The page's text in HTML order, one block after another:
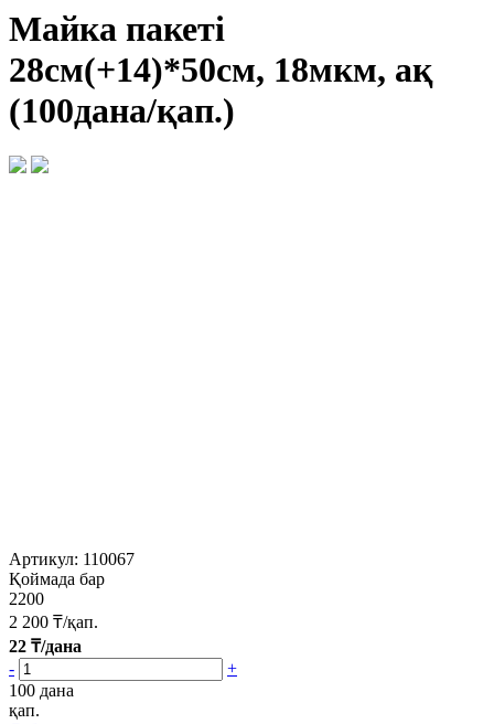
Майка пакеті
28см(+14)*50см, 18мкм, ақ
(100дана/қап.)
Артикул: 110067
Қоймада бар
2200
2 200 ₸/қап.
22 ₸/дана
-
+
100 дана
қап.